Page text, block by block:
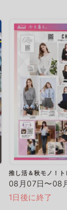
推し活＆秋モノ！
08月07日〜08
1日後に終了